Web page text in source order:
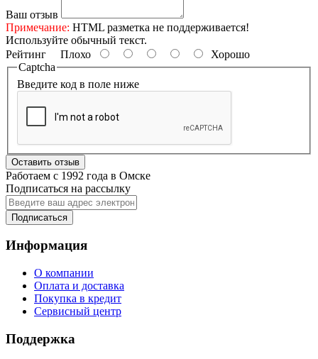
Ваш отзыв
Примечание: HTML разметка не поддерживается!
Используйте обычный текст.
Рейтинг Плохо
Хорошо
Captcha
Введите код в поле ниже
Оставить отзыв
Работаем с 1992 года в Омске
Подписаться на рассылку
Подписаться
Информация
О компании
Оплата и доставка
Покупка в кредит
Сервисный центр
Поддержка